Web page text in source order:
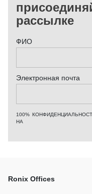
рассылке
ФИО
Электронная почта
100%
НА
Ronix Offices